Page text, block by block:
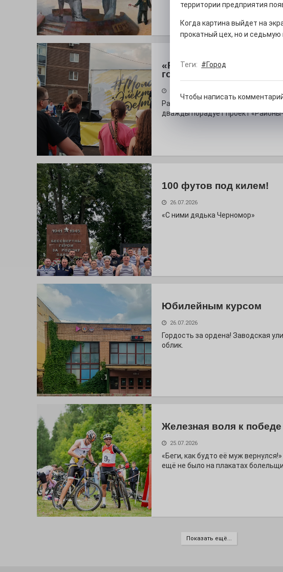
«Районы-кварталы»
городу
Радость в квадрате! На этой
дважды порадует проект
100 футов под килем!
26.07.2026
«С ними дядька Черномор»
Юбилейным курсом
26.07.2026
Гордость за ордена! Заводская
облик.
Железная воля к победе
25.07.2026
«Беги, как будто её муж
ещё не было на плакатах
Показать ещё...
территории предприятия
Когда картина выйдет на
прокатный цех, но и седьмую
Теги: #Город
Чтобы написать